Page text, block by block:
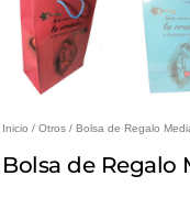
Inicio / Otros / Bolsa de Regalo
Bolsa de Regalo